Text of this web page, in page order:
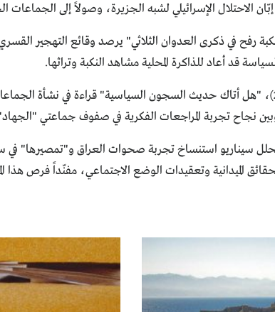
الاحتلال الإسرائيلي لشبه الجزيرة، وصولاً إلى الجماعات
(12-11-2014) عن "نكبة رفح في ذكرى العدوان الثلاثي" يرصد
قد أعاد للذاكرة المحلية مشاهد النكبة وتراثها.
ويقدم المقال السادس (12-02-2015)، "هل أتاك حديث السجون السياسية"
وبين نجاح تجربة المراجعات الفكرية في صفوف جماعتي
السابع (27-05-2015)، فيحلل سيناريو استنساخ تجربة صحوات
الميدانية وتعقيدات الوضع الاجتماعي، مفنّداً فرص هذا